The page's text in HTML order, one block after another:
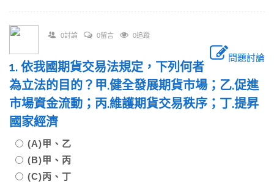
0討論 0留言 0追蹤
問題討論
1. 依我國期貨交易法規定，下列何者
為立法的目的？甲.健全發展期貨市場；乙.促進
市場資金流動；丙.維護期貨交易秩序；丁.提昇
國家經濟
(A)甲、乙
(B)甲、丙
(C)丙、丁